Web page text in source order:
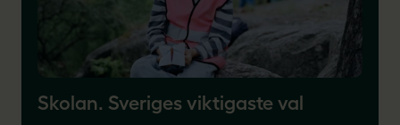
Skolan. Sveriges viktigaste val